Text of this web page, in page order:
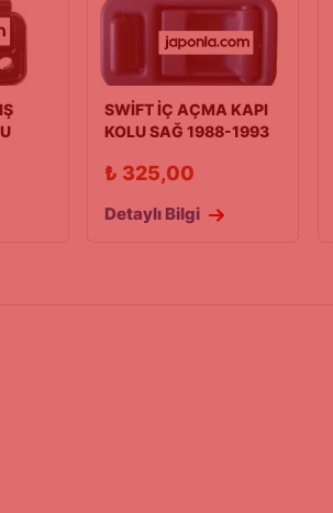
SWİFT İÇ AÇMA KAPI
KOLU SAĞ 1988-1993
₺ 325,00
Detaylı Bilgi